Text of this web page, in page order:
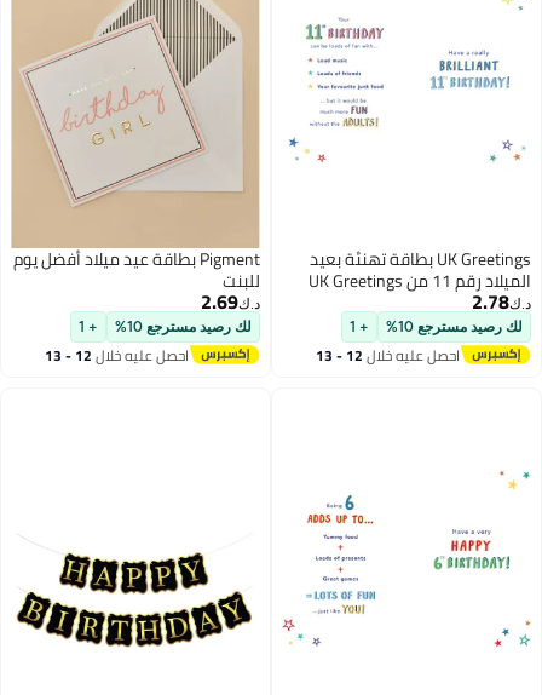
UK Greetings بطاقة تهنئة بعيد
الميلاد رقم 11 من UK Greetings
د.ك‏2.78
لك رصيد مسترجع 10% + 1
احصل عليه خلال 12 - 13
Pigment بطاقة عيد ميلاد أفضل يوم
للبنت
د.ك‏2.69
لك رصيد مسترجع 10% + 1
احصل عليه خلال 12 - 13